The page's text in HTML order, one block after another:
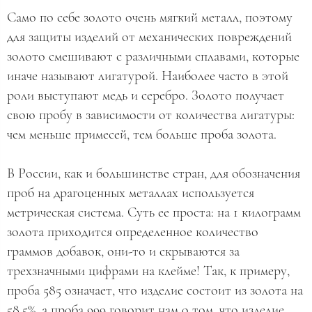
Само по себе золото очень мягкий металл, поэтому
для защиты изделий от механических повреждений
золото смешивают с различными сплавами, которые
иначе называют лигатурой. Наиболее часто в этой
роли выступают медь и серебро. Золото получает
свою пробу в зависимости от количества лигатуры:
чем меньше примесей, тем больше проба золота.
В России, как и большинстве стран, для обозначения
проб на драгоценных металлах используется
метрическая система. Суть ее проста: на 1 килограмм
золота приходится определенное количество
граммов добавок, они-то и скрываются за
трехзначными цифрами на клейме! Так, к примеру,
проба 585 означает, что изделие состоит из золота на